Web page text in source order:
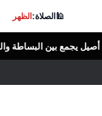
🕌الصلاة:الظهر
الغنية الرأى العام